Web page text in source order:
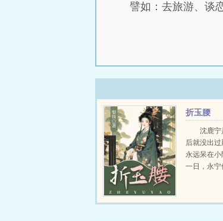
譬如：去旅游、谈
折玉腰
沈鹿宁
后就没出
永远呆在
一日，永
怨了结，她